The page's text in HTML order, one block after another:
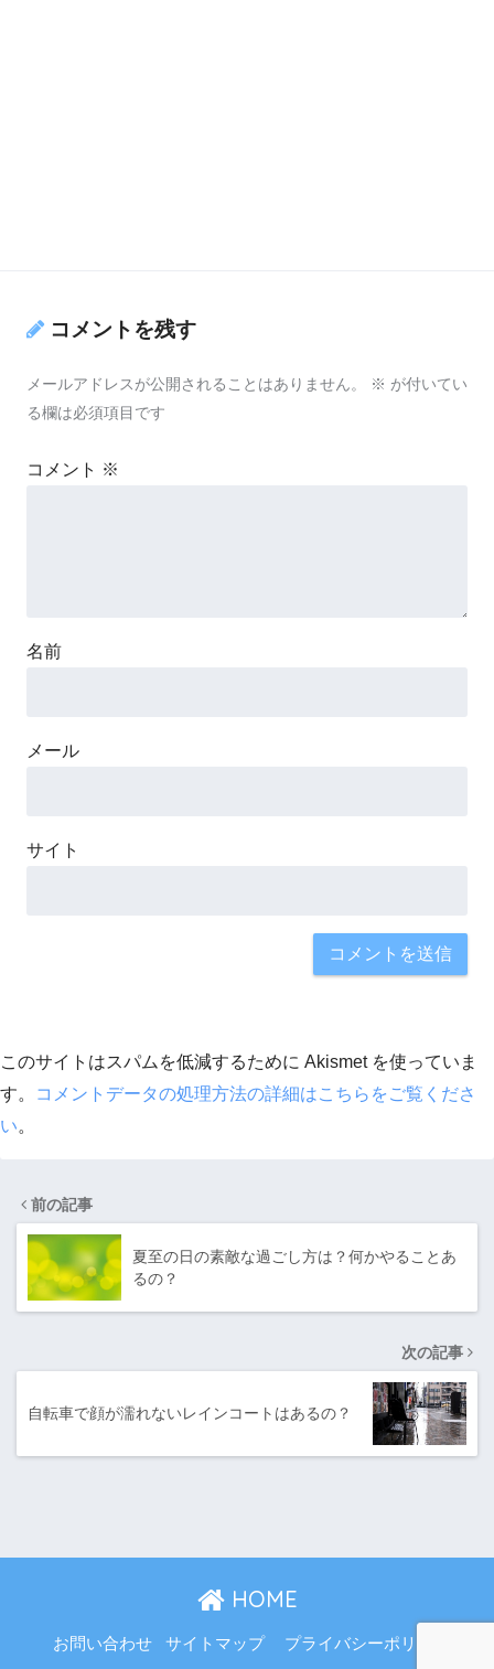
コメントを残す
メールアドレスが公開されることはありません。 ※ が付いてい
る欄は必須項目です
コメント ※
名前
メール
サイト
このサイトはスパムを低減するために Akismet を使っていま
す。
コメントデータの処理方法の詳細はこちらをご覧くださ
い。
前の記事
夏至の日の素敵な過ごし方は？何かやることあ
るの？
次の記事
自転車で顔が濡れないレインコートはあるの？
HOME
お問い合わせ サイトマップ プライバシーポリシー